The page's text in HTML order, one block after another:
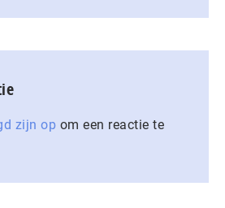
zijn op om een reactie te